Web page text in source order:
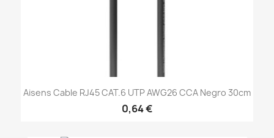
Aisens Cable RJ45 CAT.6 UTP AWG26 CCA Negro 30cm
0,64 €